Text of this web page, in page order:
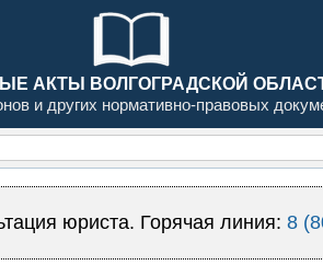
АКТЫ ВОЛГОГРАДСКОЙ
и других нормативно-правовых
юриста. Горячая линия: 8